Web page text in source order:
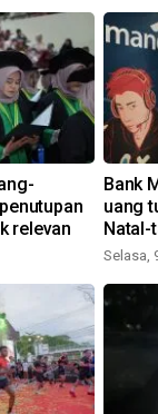
relevan
Bank
uang
Natal-
Selasa,